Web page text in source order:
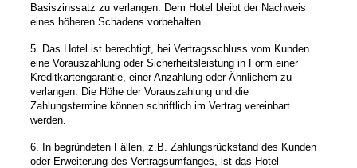
Basiszinssatz zu verlangen. Dem Hotel bleibt der Nachweis
eines höheren Schadens vorbehalten.
5. Das Hotel ist berechtigt, bei Vertragsschluss vom Kunden
eine Vorauszahlung oder Sicherheitsleistung in Form einer
Kreditkartengarantie, einer Anzahlung oder Ähnlichem zu
verlangen. Die Höhe der Vorauszahlung und die
Zahlungstermine können schriftlich im Vertrag vereinbart
werden.
6. In begründeten Fällen, z.B. Zahlungsrückstand des Kunden
oder Erweiterung des Vertragsumfanges, ist das Hotel